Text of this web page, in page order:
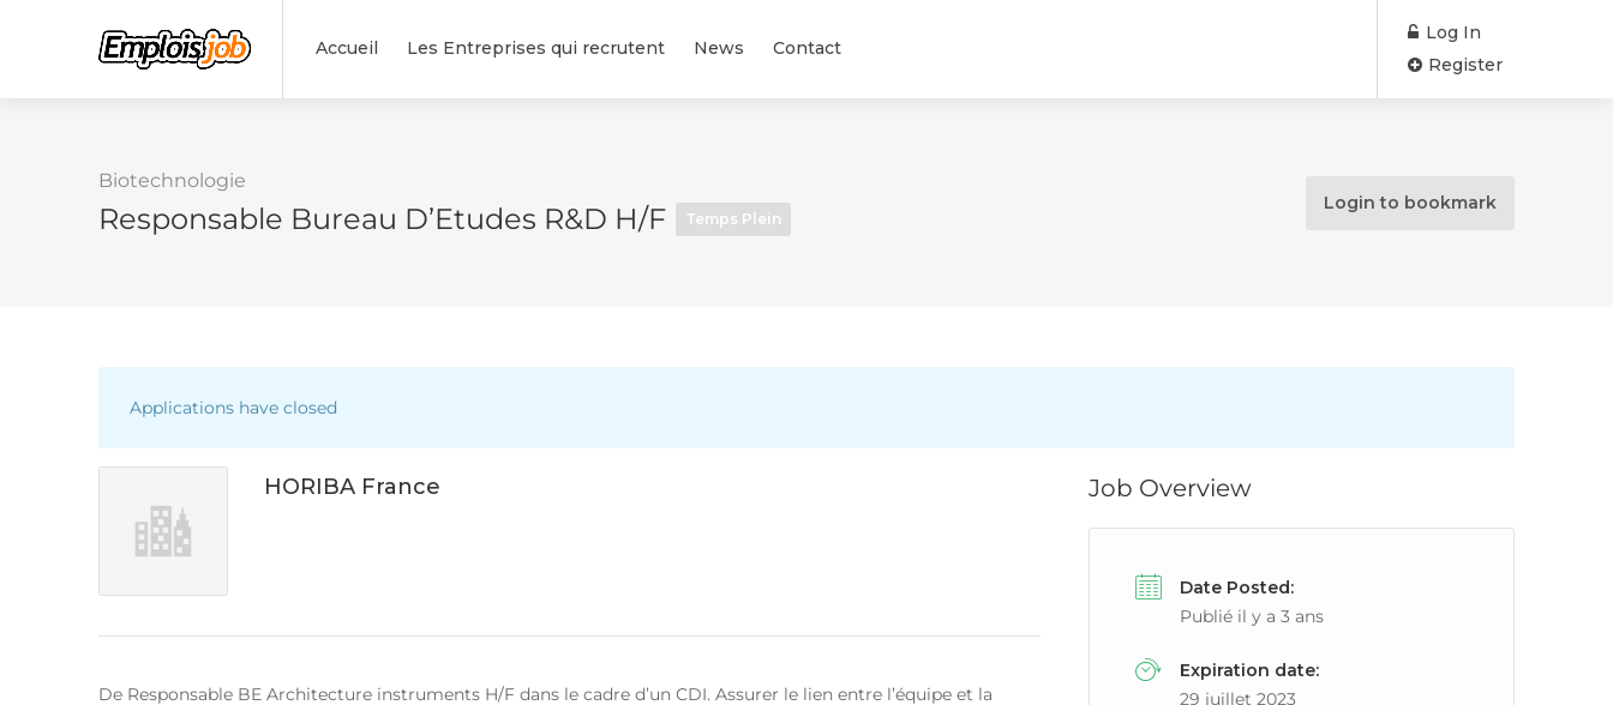
Accueil Les Entreprises qui recrutent News Contact
Log In
Register
Biotechnologie
Responsable Bureau D’Etudes R&D H/F Temps Plein
Login to bookmark
Applications have closed
HORIBA France
De Responsable BE Architecture instruments H/F dans le cadre d’un CDI. Assurer le lien entre l’équipe et la
Job Overview
Date Posted:
Publié il y a 3 ans
Expiration date:
29 juillet 2023